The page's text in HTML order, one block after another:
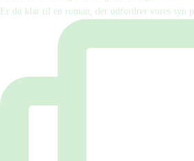
Er du klar til en roman, der udfordrer vores syn p